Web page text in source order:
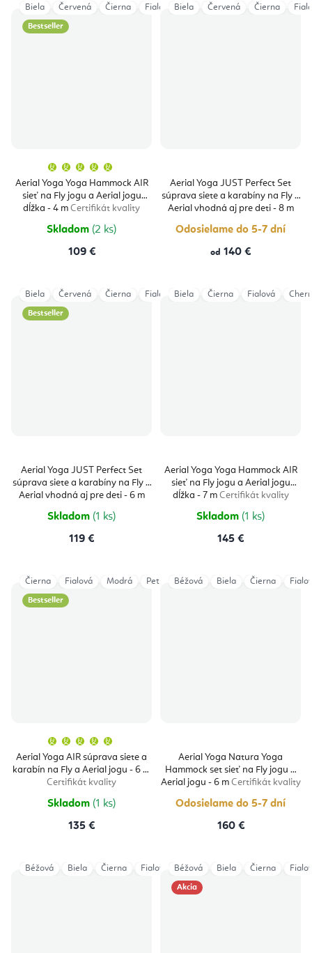
Bestseller
Aerial Yoga Yoga Hammock AIR
sieť na Fly jogu a Aerial jogu
dĺžka - 4 m Certifikát kvality
produktu
je
5,0
z
5
hviezdičiek.
Skladom (2 ks)
109 €
Biela Červená Čierna Fialová Šedá Tmavomodrá
Aerial Yoga JUST Perfect Set
súprava siete a karabíny na Fly a
Aerial vhodná aj pre deti - 8 m
Odosielame do 5-7 dní
od 140 €
Biela Červená Čierna
Bestseller
Aerial Yoga JUST Perfect Set
súprava siete a karabíny na Fly a
Aerial vhodná aj pre deti - 6 m
Skladom (1 ks)
119 €
Biela Červená Čierna Fialová Magenta Modrá
Aerial Yoga Yoga Hammock AIR
sieť na Fly jogu a Aerial jogu
dĺžka - 7 m Certifikát kvality
Skladom (1 ks)
145 €
Biela Čierna Fialová
Bestseller
Aerial Yoga AIR súprava siete a
karabín na Fly a Aerial jogu - 6 m
Certifikát kvality
produktu
je
5,0
z
Skladom (1 ks)
135 €
Čierna Fialová Modrá Petrol Sivá Tyrkysová Vínová
Aerial Yoga Natura Yoga
Hammock set sieť na Fly jogu a
Aerial jogu - 6 m Certifikát kvality
Odosielame do 5-7 dní
160 €
Béžová Biela Čierna
Béžová Biela Čierna Fialová Modrá Šedá Tyrkysová
Akcia
Béžová Biela Čierna